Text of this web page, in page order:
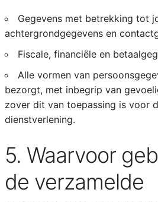
Gegevens met betrekking tot
achtergrondgegevens en
Fiscale, financiële en
Alle vormen van
bezorgt, met inbegrip van
zover dit van toepassing is voor
dienstverlening.
5. Waarvoor
de verzamelde